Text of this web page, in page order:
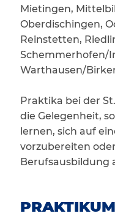
Mietingen,
Oberdischingen,
Reinstetten,
Schemmerhofen/
Warthausen/
Praktika bei der
die Gelegenheit,
lernen, sich auf
vorzubereiten
Berufsausbildung